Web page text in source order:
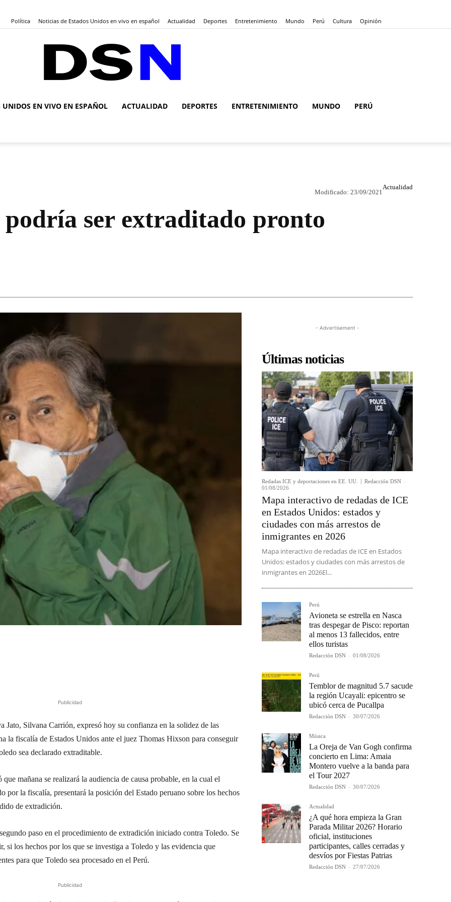
Política Noticias de Estados Unidos en vivo en español Actualidad Deportes Entretenimiento Mundo Perú Cultura Opinión
UNIDOS EN VIVO EN ESPAÑOL ACTUALIDAD DEPORTES ENTRETENIMIENTO MUNDO PERÚ
Actualidad
Modificado: 23/09/2021
ser extraditado pronto
Publicidad
Jato, Silvana Carrión, expresó hoy su confianza en la solidez de las
la fiscalía de Estados Unidos ante el juez Thomas Hixson para conseguir
sea declarado extraditable.
mañana se realizará la audiencia de causa probable, en la cual el
por la fiscalía, presentará la posición del Estado peruano sobre los hechos
de extradición.
paso en el procedimiento de extradición iniciado contra Toledo. Se
si los hechos por los que se investiga a Toledo y las evidencia que
para que Toledo sea procesado en el Perú.
Publicidad
- Advertisement -
Últimas noticias
Redadas ICE y deportaciones en EE. UU. Redacción DSN -
01/08/2026
Mapa interactivo de redadas de ICE
en Estados Unidos: estados y
ciudades con más arrestos de
inmigrantes en 2026
Mapa interactivo de redadas de ICE en Estados
Unidos: estados y ciudades con más arrestos de
inmigrantes en 2026El...
Perú
Avioneta se estrella en Nasca
tras despegar de Pisco: reportan
al menos 13 fallecidos, entre
ellos turistas
Redacción DSN - 01/08/2026
Perú
Temblor de magnitud 5.7 sacude
la región Ucayali: epicentro se
ubicó cerca de Pucallpa
Redacción DSN - 30/07/2026
Música
La Oreja de Van Gogh confirma
concierto en Lima: Amaia
Montero vuelve a la banda para
el Tour 2027
Redacción DSN - 30/07/2026
Actualidad
¿A qué hora empieza la Gran
Parada Militar 2026? Horario
oficial, instituciones
participantes, calles cerradas y
desvíos por Fiestas Patrias
Redacción DSN - 27/07/2026